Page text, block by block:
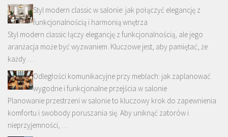
Styl modern classic w salonie: jak połączyć elegancję z
funkcjonalnością i harmonią wnętrza
Styl modern classic łączy elegancję z funkcjonalnością, ale jego
aranżacja może być wyzwaniem. Kluczowe jest, aby pamiętać, że
każdy …
Odległości komunikacyjne przy meblach: jak zaplanować
wygodne i funkcjonalne przejścia w salonie
Planowanie przestrzeni w salonie to kluczowy krok do zapewnienia
komfortu i swobody poruszania się. Aby uniknąć zatorów i
nieprzyjemności, …